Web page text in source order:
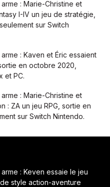
: Marie-Christine et
I-IV un jeu de stratégie,
sur Switch
: Kaven et Éric essaient
en octobre 2020,
et PC.
: Marie-Christine et
: ZA un jeu RPG, sortie en
sur Switch Nintendo.
: Keven essaie le jeu
style action-aventure